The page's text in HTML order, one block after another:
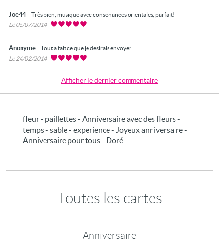
Joe44
Très bien, musique avec consonances orientales, parfait!
Le 05/07/2014
Anonyme
Tout a fait ce que je desirais envoyer
Le 24/02/2014
Afficher le dernier commentaire
fleur - paillettes - Anniversaire avec des fleurs -
temps - sable - experience - Joyeux anniversaire -
Anniversaire pour tous - Doré
Toutes les cartes
Anniversaire